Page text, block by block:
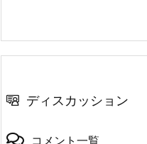
ディスカッション
コメント一覧